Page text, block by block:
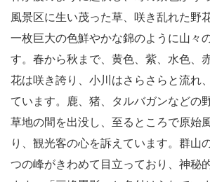
風景区に生い茂った草、咲き乱れた野
一枚巨大の色鮮やかな錦のように山々
す。春から秋まで、黄色、紫、水色、
花は咲き誇り、小川はさらさらと流れ
ています。鹿、猪、タルバガンなどの
草地の間を出没し、至るところで原始
り、観光客の心を訴えています。群山
つの峰がきわめて目立っており、神秘